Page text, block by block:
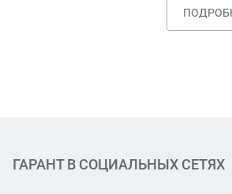
ГАРАНТ В СОЦИАЛЬНЫХ СЕТЯХ